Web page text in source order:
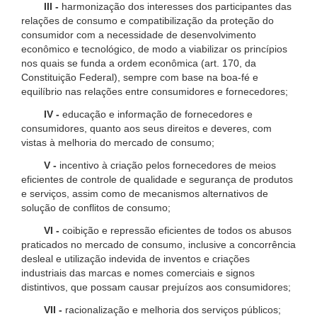
III - harmonização dos interesses dos participantes das
relações de consumo e compatibilização da proteção do
consumidor com a necessidade de desenvolvimento
econômico e tecnológico, de modo a viabilizar os princípios
nos quais se funda a ordem econômica (art. 170, da
Constituição Federal), sempre com base na boa-fé e
equilíbrio nas relações entre consumidores e fornecedores;
IV - educação e informação de fornecedores e
consumidores, quanto aos seus direitos e deveres, com
vistas à melhoria do mercado de consumo;
V - incentivo à criação pelos fornecedores de meios
eficientes de controle de qualidade e segurança de produtos
e serviços, assim como de mecanismos alternativos de
solução de conflitos de consumo;
VI - coibição e repressão eficientes de todos os abusos
praticados no mercado de consumo, inclusive a concorrência
desleal e utilização indevida de inventos e criações
industriais das marcas e nomes comerciais e signos
distintivos, que possam causar prejuízos aos consumidores;
VII - racionalização e melhoria dos serviços públicos;